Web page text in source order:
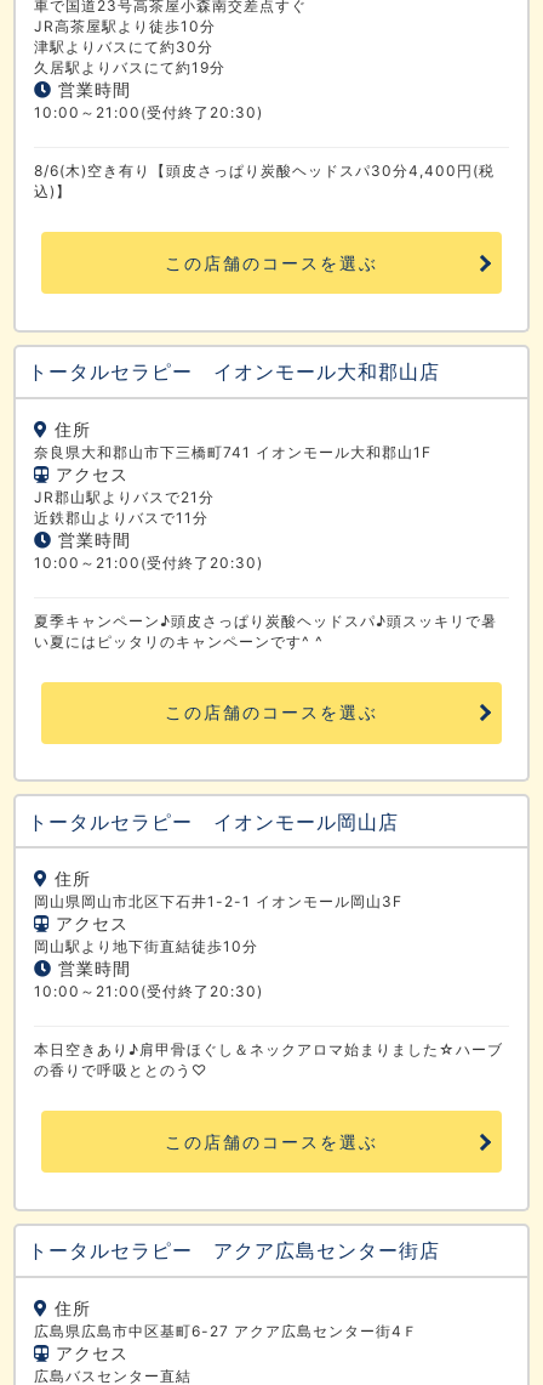
車で国道23号高茶屋小森南交差点すぐ
JR高茶屋駅より徒歩10分
津駅よりバスにて約30分
久居駅よりバスにて約19分
営業時間
10:00～21:00(受付終了20:30)
8/6(木)空き有り【頭皮さっぱり炭酸ヘッドスパ30分4,400円(税
込)】
この店舗のコースを選ぶ
トータルセラピー イオンモール大和郡山店
住所
奈良県大和郡山市下三橋町741 イオンモール大和郡山1F
アクセス
JR郡山駅よりバスで21分
近鉄郡山よりバスで11分
営業時間
10:00～21:00(受付終了20:30)
夏季キャンペーン♪頭皮さっぱり炭酸ヘッドスパ♪頭スッキリで暑
い夏にはピッタリのキャンペーンです^ ^
この店舗のコースを選ぶ
トータルセラピー イオンモール岡山店
住所
岡山県岡山市北区下石井1-2-1 イオンモール岡山3F
アクセス
岡山駅より地下街直結徒歩10分
営業時間
10:00～21:00(受付終了20:30)
本日空きあり♪肩甲骨ほぐし＆ネックアロマ始まりました☆ハーブ
の香りで呼吸ととのう♡
この店舗のコースを選ぶ
トータルセラピー アクア広島センター街店
住所
広島県広島市中区基町6-27 アクア広島センター街4Ｆ
アクセス
広島バスセンター直結